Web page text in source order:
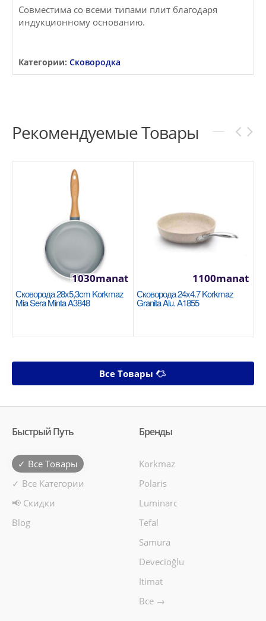
Совместима со всеми типами плит благодаря
индукционному основанию.
Категории: Сковородка
Рекомендуемые Товары
Сковорода 28x5,3cm Korkmaz
Mia Sera Minta A3848
1030manat
Сковорода 24x4.7 Korkmaz
Granita Alu. A1855
1100manat
Все Товары
Быстрый Путь
✓ Все Товары
✓ Все Категории
📢 Скидки
Blog
Бренды
Korkmaz
Polaris
Luminarc
Tefal
Samura
Devecioğlu
Itimat
Все →